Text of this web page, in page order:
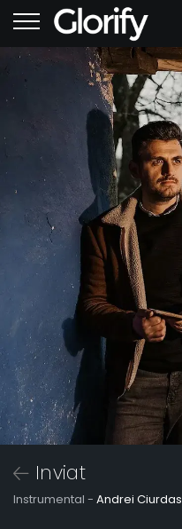
Inviat
Instrumental - Andrei Ciurdas